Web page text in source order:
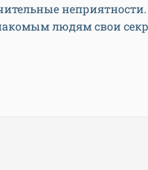
людям свои